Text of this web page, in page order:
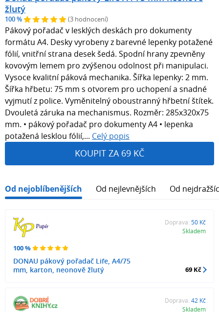
žlutý
100 % (3 hodnocení)
Pákový pořadač v lesklých deskách pro dokumenty
formátu A4. Desky vyrobeny z barevné lepenky potažené
fólií, vnitřní strana desek šedá. Spodní hrany zpevněny
kovovým lemem pro zvýšenou odolnost při manipulaci.
Vysoce kvalitní páková mechanika. Šířka lepenky: 2 mm.
Šířka hřbetu: 75 mm s otvorem pro uchopení a snadné
vyjmutí z police. Vyměnitelný oboustranný hřbetní štítek.
Dvouletá záruka na mechanismus. Rozměr: 285x320x75
mm. • pákový pořadač pro dokumenty A4 • lepenka
potažená lesklou fólií,... Celý popis
KOUPIT ZA 69 KČ
Od nejoblíbenějších Od nejlevnějších Od
100 %
DONAU pákový pořadač Life, A4/75
mm, karton, neonově žlutý
Doprava: 50 Kč
Skladem
69 Kč
Doprava: 42 Kč
Skladem